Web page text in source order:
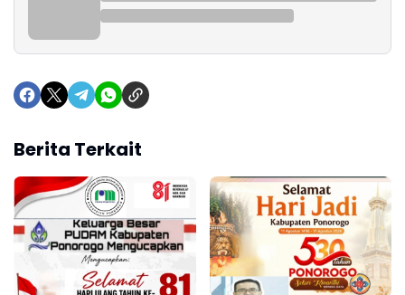
Berita Terkait